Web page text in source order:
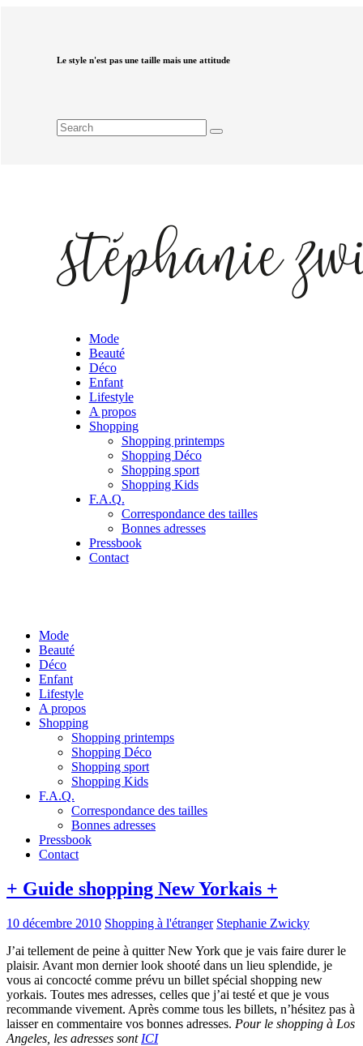
Le style n'est pas une taille mais une attitude
Mode
Beauté
Déco
Enfant
Lifestyle
A propos
Shopping
Shopping printemps
Shopping Déco
Shopping sport
Shopping Kids
F.A.Q.
Correspondance des tailles
Bonnes adresses
Pressbook
Contact
Mode
Beauté
Déco
Enfant
Lifestyle
A propos
Shopping
Shopping printemps
Shopping Déco
Shopping sport
Shopping Kids
F.A.Q.
Correspondance des tailles
Bonnes adresses
Pressbook
Contact
+ Guide shopping New Yorkais +
10 décembre 2010 Shopping à l'étranger Stephanie Zwicky
J’ai tellement de peine à quitter New York que je vais faire durer le
plaisir. Avant mon dernier look shooté dans un lieu splendide, je
vous ai concocté comme prévu un billet spécial shopping new
yorkais. Toutes mes adresses, celles que j’ai testé et que je vous
recommande vivement. Après comme tous les billets, n’hésitez pas à
laisser en commentaire vos bonnes adresses. Pour le shopping à Los
Angeles, les adresses sont ICI